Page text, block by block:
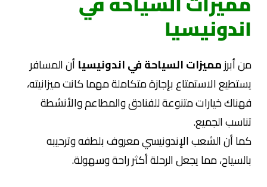
اندونيسيا
من أبرزمميزات السياحة في اندونيسياأن المسافر
يستطيع الاستمتاع بإجازة متكاملة مهما كانت ميزانيته،
فهناك خيارات متنوعة للفنادق والمطاعم والأنشطة
تناسب الجميع.
كما أن الشعب الإندونيسي معروف بلطفه وترحيبه
بالسياح، مما يجعل الرحلة أكثر راحة وسهولة.